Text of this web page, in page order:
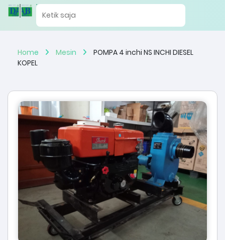
Home Mesin
POMPA 4 inchi NS INCHI DIESEL
KOPEL